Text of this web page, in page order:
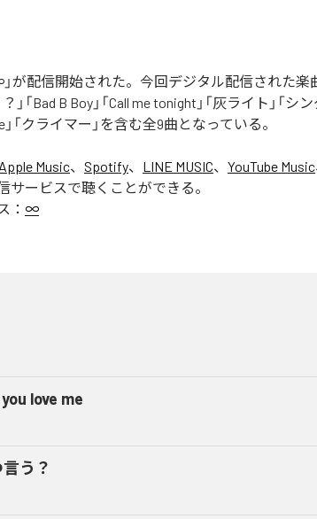
が配信開始された。今回デジタル配信された楽曲
」「Bad B Boy」「Call me tonight」「灰ライト」「シ
「クライマー」を含む全9曲となっている。
Music、 Spotify、 LINE MUSIC、 YouTube Music
サービスで聴くことができる。
： ∞
love me
う？